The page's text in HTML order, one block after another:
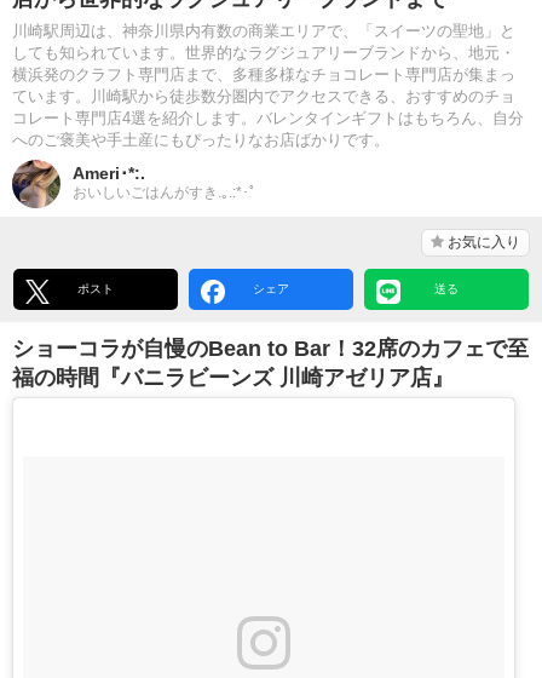
川崎駅周辺は、神奈川県内有数の商業エリアで、「スイーツの聖地」と
しても知られています。世界的なラグジュアリーブランドから、地元・
横浜発のクラフト専門店まで、多種多様なチョコレート専門店が集まっ
ています。川崎駅から徒歩数分圏内でアクセスできる、おすすめのチョ
コレート専門店4選を紹介します。バレンタインギフトはもちろん、自分
へのご褒美や手土産にもぴったりなお店ばかりです。
Ameri･*:.
おいしいごはんがすき.｡.:*･ﾟ
お気に入り
ポスト シェア 送る
ショーコラが自慢のBean to Bar！32席のカフェで至
福の時間『バニラビーンズ 川崎アゼリア店』